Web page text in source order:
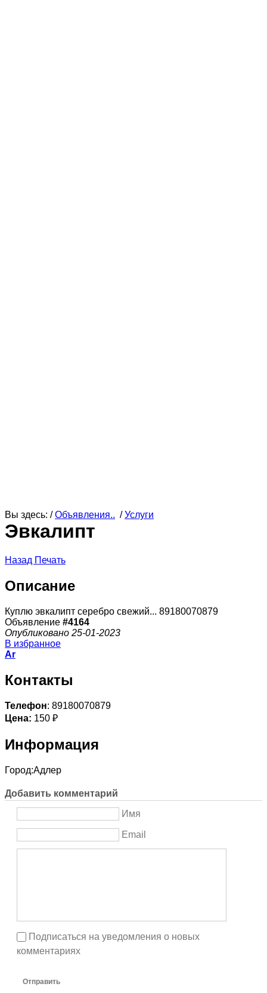
Вы здесь: /Объявления.. /Услуги
Эвкалипт
Назад Печать
Описание
Куплю эвкалипт серебро свежий... 89180070879
Объявление #4164
Опубликовано 25-01-2023
В избранное
Ar
Контакты
Телефон: 89180070879
Цена: 150 ₽
Информация
Город:Адлер
Добавить комментарий
Имя
Email
Подписаться на уведомления о новых
комментариях
Отправить